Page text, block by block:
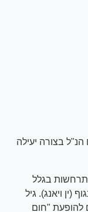
בצורה יעילה
בגלל
(ין ויאנג). גיל
להופעת "חום